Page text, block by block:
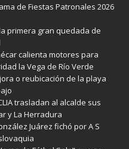
de Fiestas Patronales 2026
primera gran quedada de
calienta motores para
la Vega de Río Verde
o reubicación de la playa
trasladan al alcalde sus
y La Herradura
Juárez fichó por A S